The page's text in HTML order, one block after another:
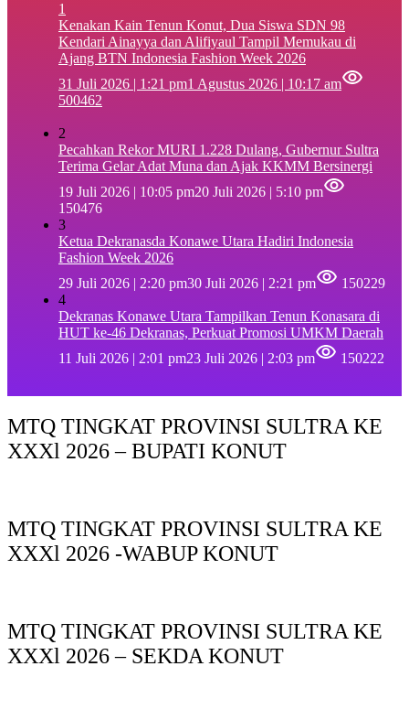
1
‎Kenakan Kain Tenun Konut, Dua Siswa SDN 98
Kendari Ainayya dan Alifiyaul Tampil Memukau di
Ajang BTN Indonesia Fashion Week 2026
31 Juli 2026 | 1:21 pm1 Agustus 2026 | 10:17 am
500462
2
Pecahkan Rekor MURI 1.228 Dulang, Gubernur Sultra
Terima Gelar Adat Muna dan Ajak KKMM Bersinergi
19 Juli 2026 | 10:05 pm20 Juli 2026 | 5:10 pm
150476
3
Ketua Dekranasda Konawe Utara Hadiri Indonesia
Fashion Week 2026
29 Juli 2026 | 2:20 pm30 Juli 2026 | 2:21 pm
150229
4
Dekranas Konawe Utara Tampilkan Tenun Konasara di
HUT ke-46 Dekranas, Perkuat Promosi UMKM Daerah
11 Juli 2026 | 2:01 pm23 Juli 2026 | 2:03 pm 150222
MTQ TINGKAT PROVINSI SULTRA KE
XXXl 2026 – BUPATI KONUT
MTQ TINGKAT PROVINSI SULTRA KE
XXXl 2026 -WABUP KONUT
MTQ TINGKAT PROVINSI SULTRA KE
XXXl 2026 – SEKDA KONUT